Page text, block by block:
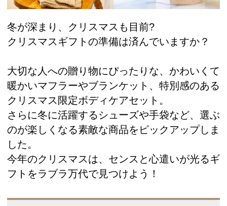
冬が深まり、クリスマスも目前?
クリスマスギフトの準備は済んでいますか？
大切な人への贈り物にぴったりな、かわいくて
暖かいマフラーやブランケット、特別感のある
クリスマス限定ボディケアセット。
さらに冬に活躍するシューズや手袋など、選ぶ
のが楽しくなる素敵な商品をピックアップしま
した。
今年のクリスマスは、センスと心遣いが光るギ
フトをラブラ万代で見つけよう！